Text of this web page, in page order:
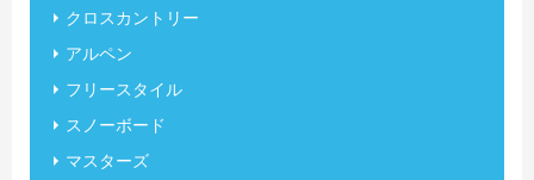
クロスカントリー
アルペン
フリースタイル
スノーボード
マスターズ